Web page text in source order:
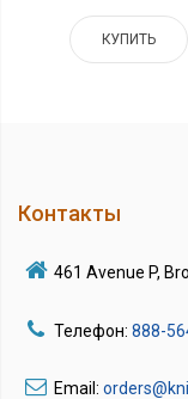
КУПИТЬ
Контакты
461 Avenue P,
Телефон: 888-
Email: